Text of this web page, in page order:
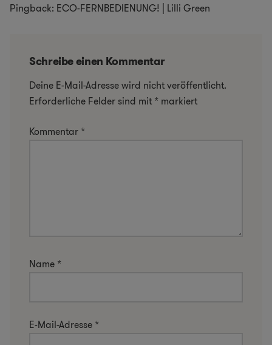
Pingback: ECO-FERNBEDIENUNG! | Lilli Green
Schreibe einen Kommentar
Deine E-Mail-Adresse wird nicht veröffentlicht.
Erforderliche Felder sind mit * markiert
Kommentar *
Name *
E-Mail-Adresse *